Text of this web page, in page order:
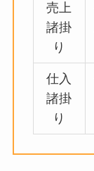
売上
諸掛
り
仕入
諸掛
り